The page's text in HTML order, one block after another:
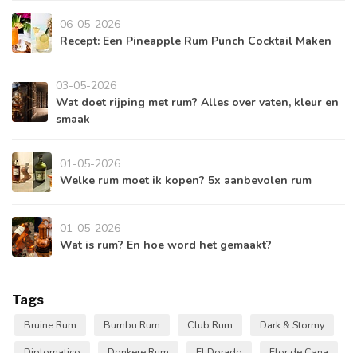
06-05-2026
Recept: Een Pineapple Rum Punch Cocktail Maken
03-05-2026
Wat doet rijping met rum? Alles over vaten, kleur en
smaak
01-05-2026
Welke rum moet ik kopen? 5x aanbevolen rum
01-05-2026
Wat is rum? En hoe word het gemaakt?
Tags
Bruine Rum Bumbu Rum Club Rum
Dark & Stormy